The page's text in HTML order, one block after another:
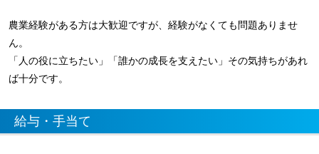
農業経験がある方は大歓迎ですが、経験がなくても問題ありませ
ん。
「人の役に立ちたい」「誰かの成長を支えたい」その気持ちがあれ
ば十分です。
給与・手当て